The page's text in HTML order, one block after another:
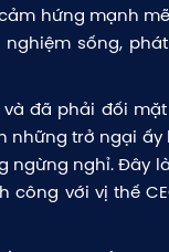
hứng mạnh
sống,
đã phải đối
trở ngại
ngừng nghỉ. Đây
với vị thế